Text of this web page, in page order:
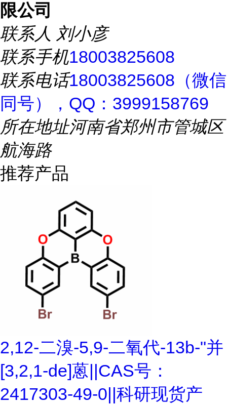
限公司
联系人 刘小彦
联系手机18003825608
联系电话18003825608（微信
同号），QQ：3999158769
所在地址河南省郑州市管城区
航海路
推荐产品
2,12-二溴-5,9-二氧代-13b-"并
[3,2,1-de]蒽||CAS号：
2417303-49-0||科研现货产